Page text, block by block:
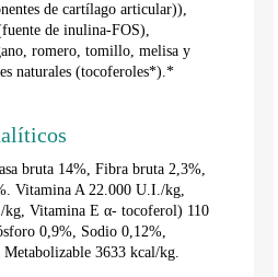
de cartílago articular)),
de inulina-FOS),
romero, tomillo, melisa y
naturales (tocoferoles*).*
bruta 14%, Fibra bruta 2,3%,
Vitamina A 22.000 U.I./kg,
Vitamina E α- tocoferol) 110
0,9%, Sodio 0,12%,
3633 kcal/kg.